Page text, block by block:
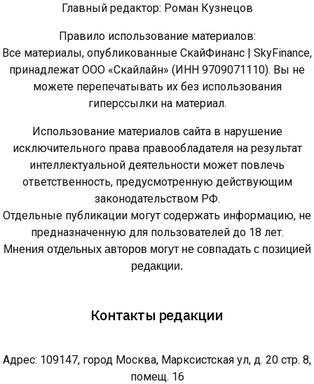
Главный редактор: Роман Кузнецов
Правило использование материалов:
Все материалы, опубликованные СкайФинанс | SkyFinance,
принадлежат ООО «Скайлайн» (ИНН 9709071110). Вы не
можете перепечатывать их без использования
гиперссылки на материал.
Использование материалов сайта в нарушение
исключительного права правообладателя на результат
интеллектуальной деятельности может повлечь
ответственность, предусмотренную действующим
законодательством РФ.
Отдельные публикации могут содержать информацию, не
предназначенную для пользователей до 18 лет.
Мнения отдельных авторов могут не совпадать с позицией
редакции.
Контакты редакции
Адрес: 109147, город Москва, Марксистская ул, д. 20 стр. 8,
помещ. 16